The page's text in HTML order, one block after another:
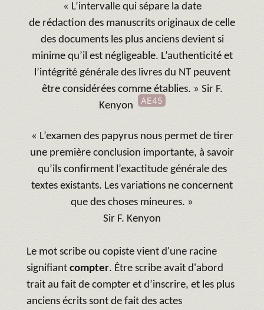
« L’intervalle qui sépare la date
de rédaction des manuscrits originaux de celle
des documents les plus anciens devient si
minime qu’il est négligeable. L’authenticité et
l’intégrité générale des livres du NT peuvent
être considérées comme établies. » Sir F.
Kenyon
AE45
« L’examen des papyrus nous permet de tirer
une première conclusion importante, à savoir
qu’ils confirment l’exactitude générale des
textes existants. Les variations ne concernent
que des choses mineures. »
Sir F. Kenyon
Le mot scribe ou copiste vient d'une racine
signifiant compter. Être scribe avait d'abord
trait au fait de compter et d’inscrire, et les plus
anciens écrits sont de fait des actes